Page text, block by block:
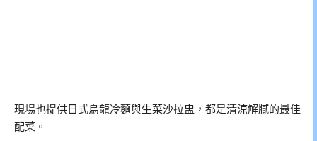
現場也提供日式烏龍冷麵與生菜沙拉盅，都是清涼解膩的最佳
配菜。